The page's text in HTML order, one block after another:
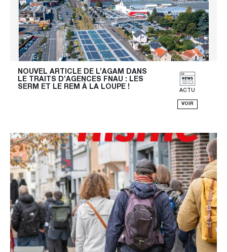
NOUVEL ARTICLE DE L’AGAM DANS
LE TRAITS D’AGENCES FNAU : LES
SERM ET LE REM À LA LOUPE !
ACTU
VOIR